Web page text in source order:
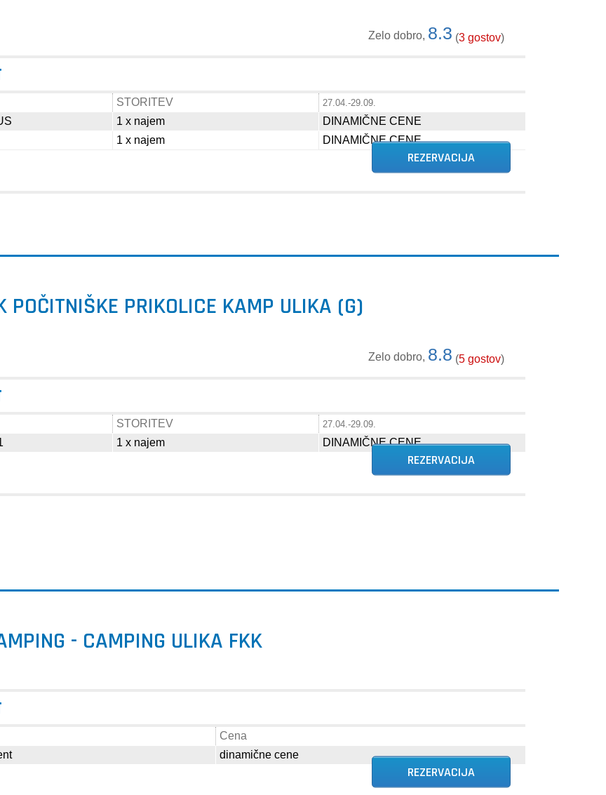
Zelo dobro, 8.3 (3 gostov)
STORITEV 27.04.-29.09.
1 x najem
DINAMIČNE CENE
1 x najem DINAMIČNE CENE
REZERVACIJA
POČITNIŠKE PRIKOLICE KAMP ULIKA (G)
Zelo dobro, 8.8 (5 gostov)
STORITEV 27.04.-29.09.
1 x najem DINAMIČNE CENE
REZERVACIJA
- CAMPING ULIKA FKK
Cena
dinamične cene
REZERVACIJA